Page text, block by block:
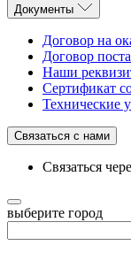
Документы
Договор на
Договор
Наши
Сертификат
Технические
Связаться с нами
Связаться
выберите город